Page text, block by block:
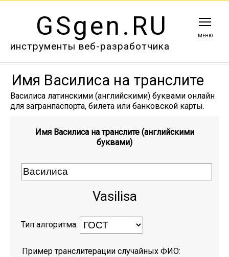
GSgen.RU
инструменты веб-разработчика
МЕНЮ
Имя Василиса на транслите
Василиса латинскими (английскими) буквами онлайн
для загранпаспорта, билета или банковской карты.
Имя Василиса на транслите (английскими
буквами)
Vasilisa
Тип алгоритма:
Пример транслитерации случайных ФИО: